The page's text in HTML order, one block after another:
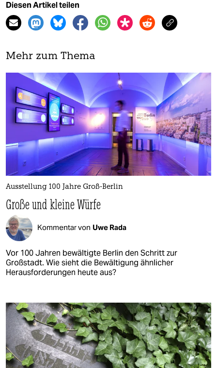
Diesen Artikel teilen
Mehr zum Thema
Ausstellung 100 Jahre Groß-Berlin
Große und kleine Würfe
Kommentar von Uwe Rada
Vor 100 Jahren bewältigte Berlin den Schritt zur
Großstadt. Wie sieht die Bewältigung ähnlicher
Herausforderungen heute aus?